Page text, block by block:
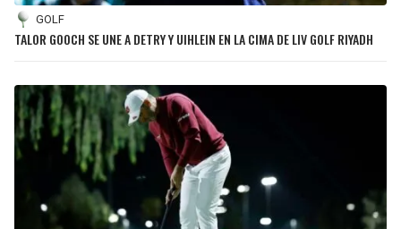
GOLF
TALOR GOOCH SE UNE A DETRY Y UIHLEIN EN LA CIMA DE LIV GOLF RIYADH